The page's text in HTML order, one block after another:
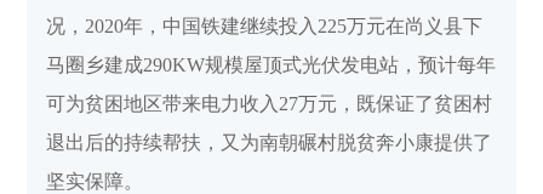
况，2020年，中国铁建继续投入225万元在尚义县下
马圈乡建成290KW规模屋顶式光伏发电站，预计每年
可为贫困地区带来电力收入27万元，既保证了贫困村
退出后的持续帮扶，又为南朝碾村脱贫奔小康提供了
坚实保障。